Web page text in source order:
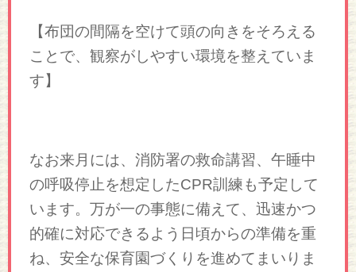
【布団の間隔を空けて頭の向きをそろえる
ことで、観察がしやすい環境を整えていま
す】
なお来月には、消防署の救命講習、午睡中
の呼吸停止を想定したCPR訓練も予定して
います。万が一の事態に備えて、迅速かつ
的確に対応できるよう日頃からの準備を重
ね、安全な保育園づくりを進めてまいりま